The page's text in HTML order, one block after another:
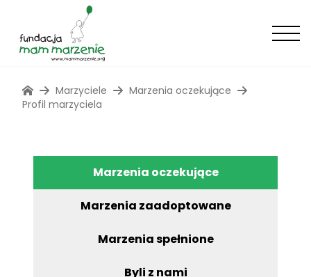
Marzyciele
Marzenia oczekujące
Profil marzyciela
Marzenia oczekujące
Marzenia zaadoptowane
Marzenia spełnione
Byli z nami